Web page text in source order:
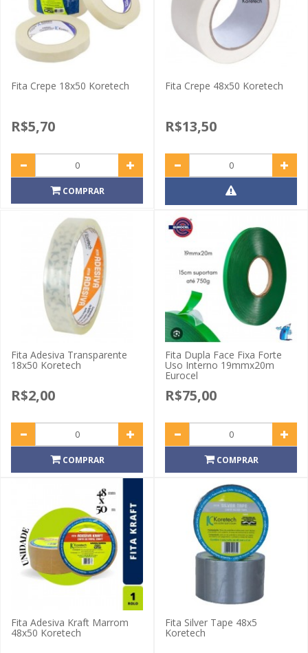
Fita Crepe 18x50 Koretech
R$5,70
COMPRAR
Fita Crepe 48x50 Koretech
R$13,50
Fita Adesiva Transparente
18x50 Koretech
R$2,00
COMPRAR
Fita Dupla Face Fixa Forte
Uso Interno 19mmx20m
Eurocel
R$75,00
COMPRAR
Fita Adesiva Kraft Marrom
48x50 Koretech
Fita Silver Tape 48x5
Koretech